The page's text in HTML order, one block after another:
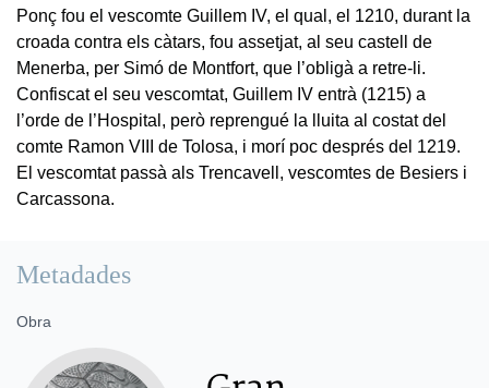
Ponç fou el vescomte Guillem IV, el qual, el 1210, durant la
croada contra els càtars, fou assetjat, al seu castell de
Menerba, per Simó de Montfort, que l’obligà a retre-li.
Confiscat el seu vescomtat, Guillem IV entrà (1215) a
l’orde de l’Hospital, però reprengué la lluita al costat del
comte Ramon VIII de Tolosa, i morí poc després del 1219.
El vescomtat passà als Trencavell, vescomtes de Besiers i
Carcassona.
Metadades
Obra